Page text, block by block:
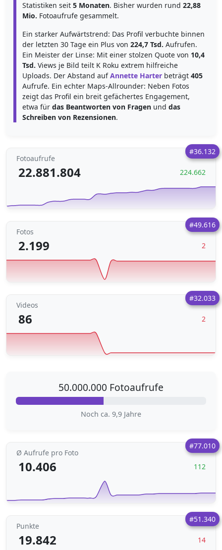
Statistiken seit 5 Monaten. Bisher wurden rund 22,88
Mio. Fotoaufrufe gesammelt.
Ein starker Aufwärtstrend: Das Profil verbuchte binnen
der letzten 30 Tage ein Plus von 224,7 Tsd. Aufrufen.
Ein Meister der Linse: Mit einer stolzen Quote von 10,4
Tsd. Views je Bild teilt K Roku extrem hilfreiche
Uploads. Der Abstand aufAnnette Harter beträgt 405
Aufrufe. Ein echter Maps-Allrounder: Neben Fotos
zeigt das Profil ein breit gefächertes Engagement,
etwa für das Beantworten von Fragen und das
Schreiben von Rezensionen.
#36.132
Fotoaufrufe
22.881.804 224.662
#49.616
Fotos
2.199 2
#32.033
Videos
86 2
50.000.000 Fotoaufrufe
Noch ca. 9,9 Jahre
#77.010
Ø Aufrufe pro Foto
10.406 112
#51.340
Punkte
19.842 14